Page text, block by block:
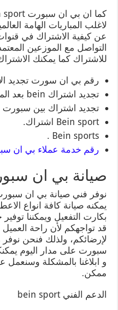
لاغلب المباريات الهامة
عن كيفية الاشتراك في
التواصل مع الموزعين
للاشتراك كما يمكنك
رقم بي ان سورت تجديد
تجديد اشتراك bein بعد المقاطعة.
تجديد اشتراك بين سبورت
Bein sport اشتراك.
Bein sports .
رقم خدمة عملاء بي ان
صيانة بي ان
نوفر فني صيانة بي ان
يمكنه صيانة كافة انواع
بكارت التفعيل ويمكننا
قد تواجهكم لأن راحة
لإرضائكم، ولذلك فنحن
سبورت على مدار اليوم
و ابلاغنا بالمشكلة
ممكن.
الدعم الفني bein sport